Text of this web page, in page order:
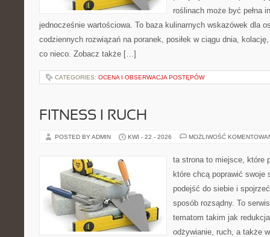
roślinach może być pełna
jednocześnie wartościowa. To baza kulinarnych wskazówek dla
codziennych rozwiązań na poranek, posiłek w ciągu dnia,
co nieco. Zobacz także […]
CATEGORIES: OCENA I OBSERWACJA POSTĘPÓW
FITNESS I RUCH
POSTED BY ADMIN KWI - 22 - 2026 MOŻLIWOŚĆ
ta strona to miejsce, które
które chcą poprawić swoje
podejść do siebie i
sposób rozsądny. To
tematom takim jak
odżywianie, ruch, a także